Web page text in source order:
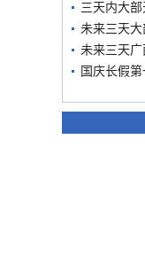
三天内大
未来三天
未来三天
国庆长假